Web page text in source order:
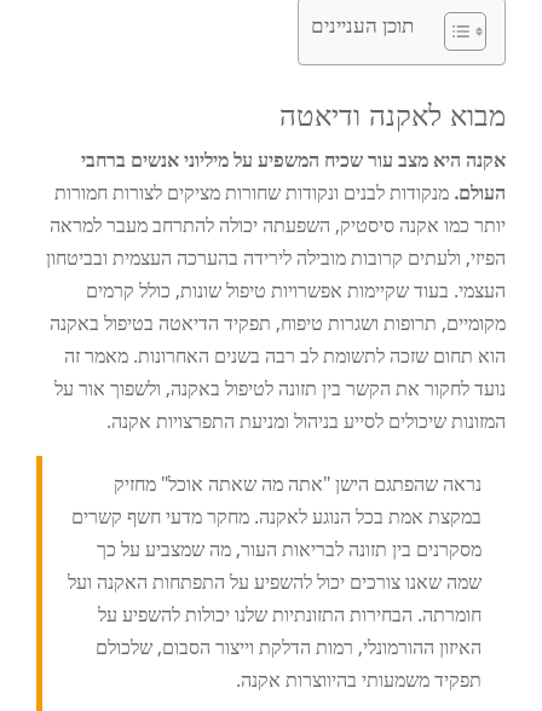
תוכן העניינים
מבוא לאקנה ודיאטה
אקנה היא מצב עור שכיח המשפיע על מיליוני אנשים ברחבי
העולם. מנקודות לבנים ונקודות שחורות מציקים לצורות חמורות
יותר כמו אקנה סיסטיק, השפעתה יכולה להתרחב מעבר למראה
הפיזי, ולעתים קרובות מובילה לירידה בהערכה העצמית ובביטחון
העצמי. בעוד שקיימות אפשרויות טיפול שונות, כולל קרמים
מקומיים, תרופות ושגרות טיפוח, תפקיד הדיאטה בטיפול באקנה
הוא תחום שזכה לתשומת לב רבה בשנים האחרונות. מאמר זה
נועד לחקור את הקשר בין תזונה לטיפול באקנה, ולשפוך אור על
המזונות שיכולים לסייע בניהול ומניעת התפרצויות אקנה.
נראה שהפתגם הישן "אתה מה שאתה אוכל" מחזיק
במקצת אמת בכל הנוגע לאקנה. מחקר מדעי חשף קשרים
מסקרנים בין תזונה לבריאות העור, מה שמצביע על כך
שמה שאנו צורכים יכול להשפיע על התפתחות האקנה ועל
חומרתה. הבחירות התזונתיות שלנו יכולות להשפיע על
האיזון ההורמונלי, רמות הדלקת וייצור הסבום, שלכולם
תפקיד משמעותי בהיווצרות אקנה.